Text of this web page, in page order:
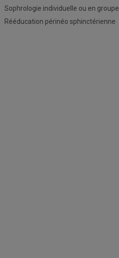
Sophrologie individuelle ou en groupe
Rééducation périnéo sphinctérienne